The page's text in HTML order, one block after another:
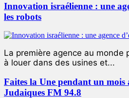
Innovation israélienne : une
les robots
La première agence au monde
à louer dans des usines et...
Faites la Une pendant un mois
Judaiques FM 94.8